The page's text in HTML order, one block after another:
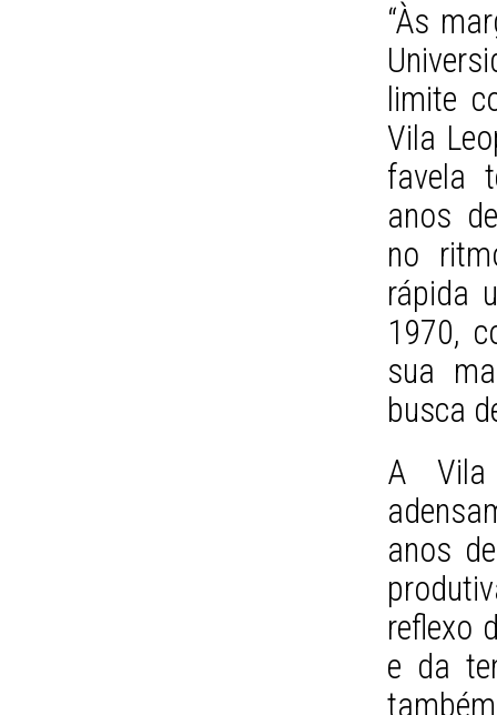
“Às
limite
Vila
favela
anos
no
rápida
1970,
sua
busca
A Vila
anos
reflexo
e da